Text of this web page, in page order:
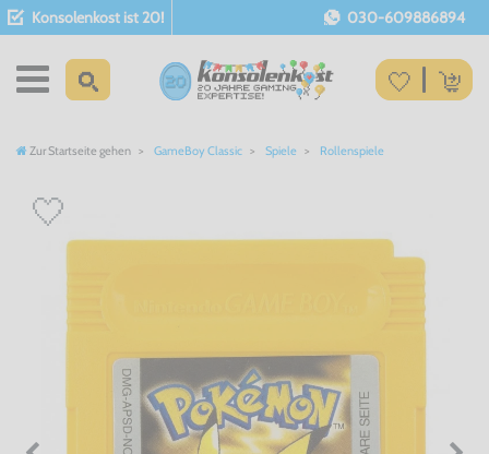
Konsolenkost ist 20! 030-609886894
Zur Startseite gehen GameBoy Classic Spiele Rollenspiele